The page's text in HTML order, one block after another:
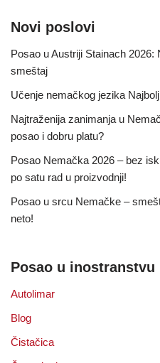
Novi poslovi
Posao u Austriji Stainach 2026:
smeštaj
Učenje nemačkog jezika
Najtraženija zanimanja u
posao i dobru platu?
Posao Nemačka 2026 – bez
po satu rad u proizvodnji!
Posao u srcu Nemačke –
neto!
Posao u inostranstvu
Autolimar
Blog
Čistačica